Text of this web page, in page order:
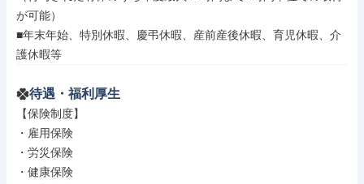
が可能）
■年末年始、特別休暇、慶弔休暇、産前産後休暇、育児休暇、介
護休暇等
待遇・福利厚生
【保険制度】
・雇用保険
・労災保険
・健康保険